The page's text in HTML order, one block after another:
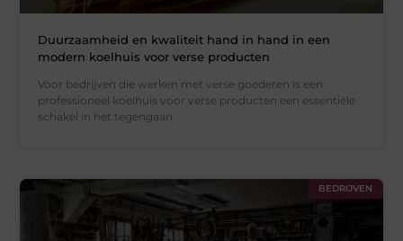
Duurzaamheid en kwaliteit hand in hand in een
modern koelhuis voor verse producten
Voor bedrijven die werken met verse goederen is een
professioneel koelhuis voor verse producten een essentiële
schakel in het tegengaan
BEDRIJVEN